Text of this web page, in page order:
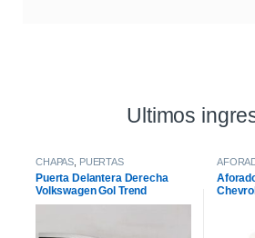
Ultimos
CHAPAS PUERTAS
Puerta Delantera Derecha
Volkswagen Gol Trend
Sportline 2017